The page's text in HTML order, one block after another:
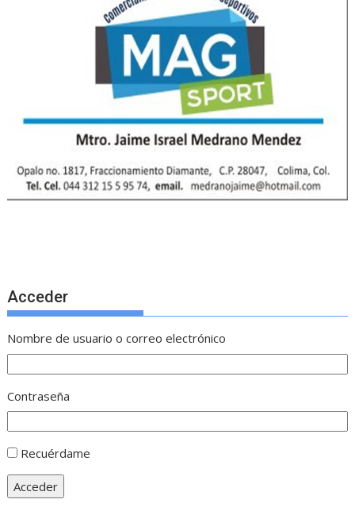
Acceder
Nombre de usuario o correo electrónico
Contraseña
Recuérdame
Acceder